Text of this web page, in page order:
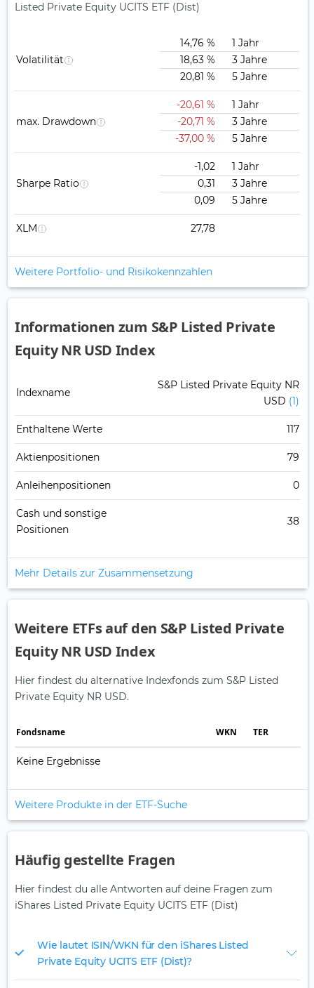
Listed Private Equity UCITS ETF (Dist)
Volatilität
14,76 %
1 Jahr
18,63 %
3 Jahre
20,81 %
5 Jahre
max. Drawdown
-20,61 %
1 Jahr
-20,71 %
3 Jahre
-37,00 %
5 Jahre
Sharpe Ratio
-1,02
1 Jahr
0,31
3 Jahre
0,09
5 Jahre
XLM 27,78
Weitere Portfolio- und Risikokennzahlen
Informationen zum S&P Listed Private
Equity NR USD Index
Indexname
S&P Listed Private Equity NR
USD (1)
Enthaltene Werte 117
Aktienpositionen 79
Anleihenpositionen 0
Cash und sonstige
Positionen
38
Mehr Details zur Zusammensetzung
Weitere ETFs auf den S&P Listed Private
Equity NR USD Index
Hier findest du alternative Indexfonds zum S&P Listed
Private Equity NR USD.
Fonds­name WKN TER
Keine Ergebnisse
Weitere Produkte in der ETF-Suche
Häufig gestellte Fragen
Hier findest du alle Antworten auf deine Fragen zum
iShares Listed Private Equity UCITS ETF (Dist)
Wie lautet ISIN/WKN für den iShares Listed
Private Equity UCITS ETF (Dist)?